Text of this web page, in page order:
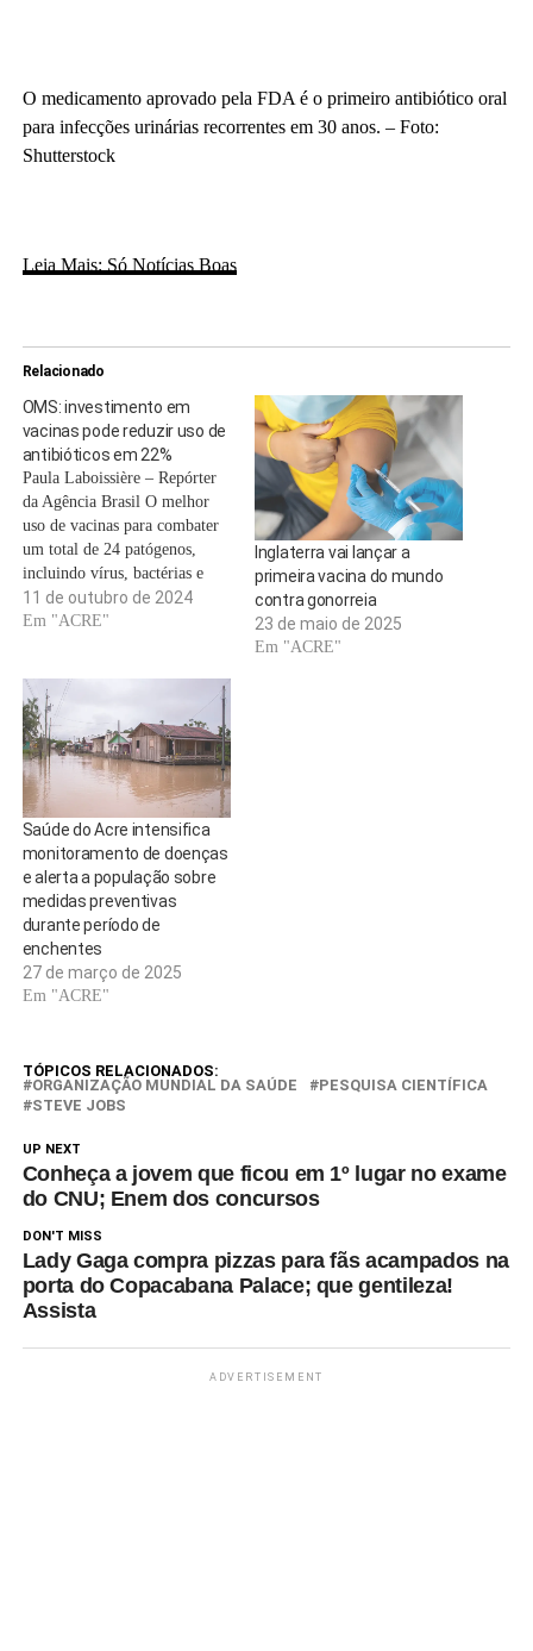
O medicamento aprovado pela FDA é o primeiro antibiótico oral
para infecções urinárias recorrentes em 30 anos. – Foto:
Shutterstock
Leia Mais: Só Notícias Boas
Relacionado
OMS: investimento em
vacinas pode reduzir uso de
antibióticos em 22%
Paula Laboissière – Repórter
da Agência Brasil O melhor
uso de vacinas para combater
um total de 24 patógenos,
incluindo vírus, bactérias e
parasitas, poderia reduzir o
uso de antibióticos em 22% ao
bilhões de doses diárias de
antibióticos…
11 de outubro de 2024
Em "ACRE"
Inglaterra vai lançar a
primeira vacina do mundo
contra gonorreia
23 de maio de 2025
Em "ACRE"
Saúde do Acre intensifica
monitoramento de doenças
e alerta a população sobre
medidas preventivas
durante período de
enchentes
27 de março de 2025
Em "ACRE"
TÓPICOS RELACIONADOS:
ORGANIZAÇÃO MUNDIAL DA SAÚDE
PESQUISA CIENTÍFICA
STEVE JOBS
UP NEXT
Conheça a jovem que ficou em 1º lugar no exame
do CNU; Enem dos concursos
DON'T MISS
Lady Gaga compra pizzas para fãs acampados na
porta do Copacabana Palace; que gentileza!
Assista
ADVERTISEMENT